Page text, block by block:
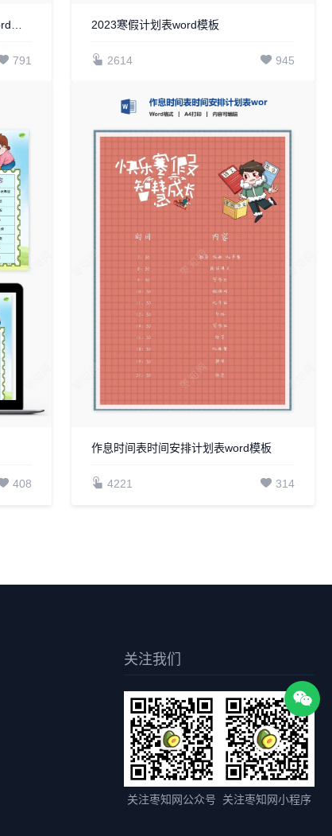
791
2023寒假计划表word模板
2614 945
408
作息时间表时间安排计划表word模板
4221 314
关注我们
关注枣知网公众号 关注枣知网小程序